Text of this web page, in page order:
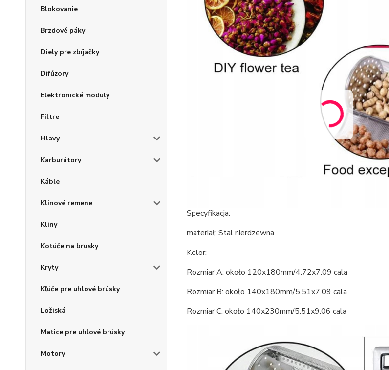
Blokovanie
Brzdové páky
Diely pre zbíjačky
Difúzory
Elektronické moduly
Filtre
Hlavy
Karburátory
Káble
Klinové remene
Kliny
Kotúče na brúsky
Kryty
Kľúče pre uhlové brúsky
Ložiská
Matice pre uhlové brúsky
Motory
Specyfikacja:
materiał: Stal nierdzewna
Kolor:
Rozmiar A: około 120x180mm/4.72x7.09 cala
Rozmiar B: około 140x180mm/5.51x7.09 cala
Rozmiar C: około 140x230mm/5.51x9.06 cala